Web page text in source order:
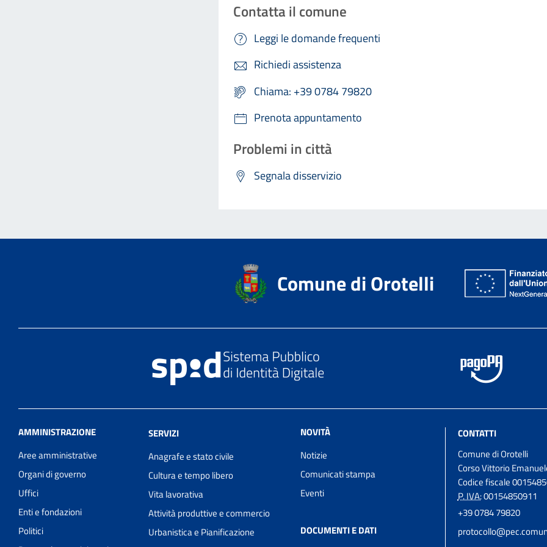
Contatta il comune
Leggi le domande frequenti
Richiedi assistenza
Chiama: +39 0784 79820
Prenota appuntamento
Problemi in città
Segnala disservizio
Comune di Orotelli
AMMINISTRAZIONE
Aree amministrative
Organi di governo
Uffici
Enti e fondazioni
Politici
SERVIZI
Anagrafe e stato civile
Cultura e tempo libero
Vita lavorativa
Attività produttive e commercio
Urbanistica e Pianificazione
NOVITÀ
Notizie
Comunicati stampa
Eventi
DOCUMENTI E DATI
CONTATTI
Comune di Orotelli
Corso Vittorio
Codice fiscale
P. IVA:00154850911
+39 0784 79820